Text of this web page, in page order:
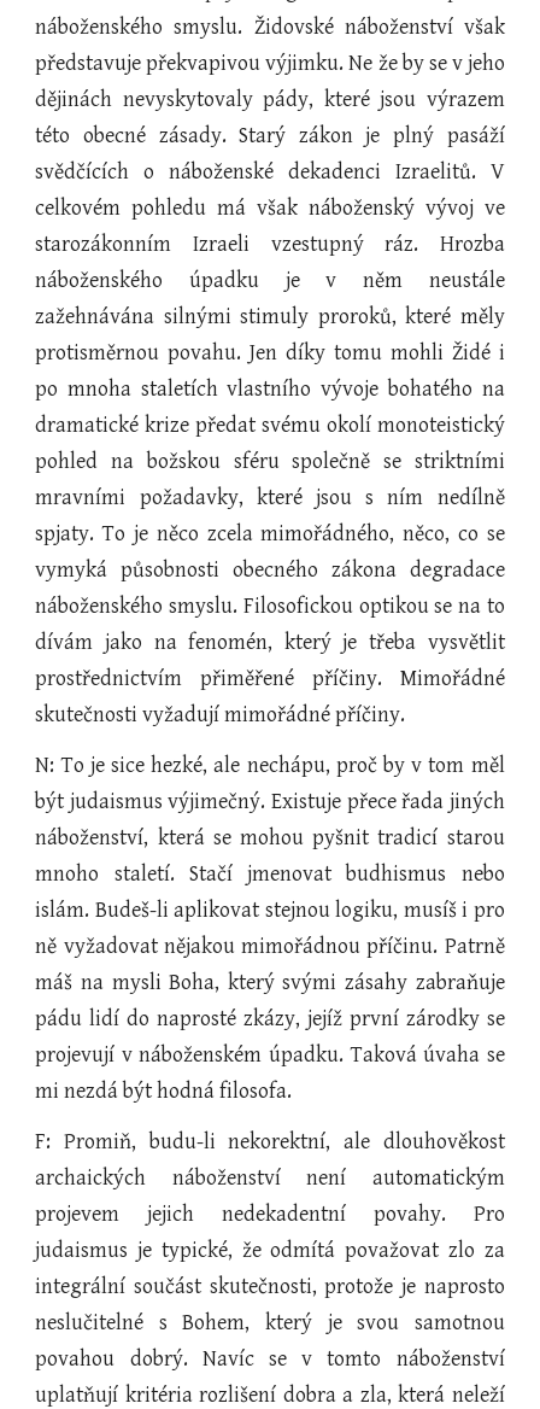
náboženského smyslu. Židovské náboženství však
představuje překvapivou výjimku. Ne že by se v jeho
dějinách nevyskytovaly pády, které jsou výrazem
této obecné zásady. Starý zákon je plný pasáží
svědčících o náboženské dekadenci Izraelitů. V
celkovém pohledu má však náboženský vývoj ve
starozákonním Izraeli vzestupný ráz. Hrozba
náboženského úpadku je v něm neustále
zažehnávána silnými stimuly proroků, které měly
protisměrnou povahu. Jen díky tomu mohli Židé i
po mnoha staletích vlastního vývoje bohatého na
dramatické krize předat svému okolí monoteistický
pohled na božskou sféru společně se striktními
mravními požadavky, které jsou s ním nedílně
spjaty. To je něco zcela mimořádného, něco, co se
vymyká působnosti obecného zákona degradace
náboženského smyslu. Filosofickou optikou se na to
dívám jako na fenomén, který je třeba vysvětlit
prostřednictvím přiměřené příčiny. Mimořádné
skutečnosti vyžadují mimořádné příčiny.
N: To je sice hezké, ale nechápu, proč by v tom měl
být judaismus výjimečný. Existuje přece řada jiných
náboženství, která se mohou pyšnit tradicí starou
mnoho staletí. Stačí jmenovat budhismus nebo
islám. Budeš-li aplikovat stejnou logiku, musíš i pro
ně vyžadovat nějakou mimořádnou příčinu. Patrně
máš na mysli Boha, který svými zásahy zabraňuje
pádu lidí do naprosté zkázy, jejíž první zárodky se
projevují v náboženském úpadku. Taková úvaha se
mi nezdá být hodná filosofa.
F: Promiň, budu-li nekorektní, ale dlouhověkost
archaických náboženství není automatickým
projevem jejich nedekadentní povahy. Pro
judaismus je typické, že odmítá považovat zlo za
integrální součást skutečnosti, protože je naprosto
neslučitelné s Bohem, který je svou samotnou
povahou dobrý. Navíc se v tomto náboženství
uplatňují kritéria rozlišení dobra a zla, která neleží